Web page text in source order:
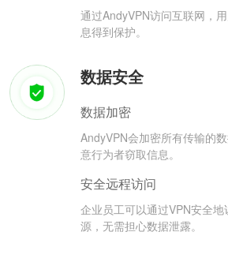
通过AndyVPN访问互联网，
息得到保护。
数据安全
数据加密
AndyVPN会加密所有传输的
意行为者窃取信息。
安全远程访问
企业员工可以通过VPN安全
源，无需担心数据泄露。